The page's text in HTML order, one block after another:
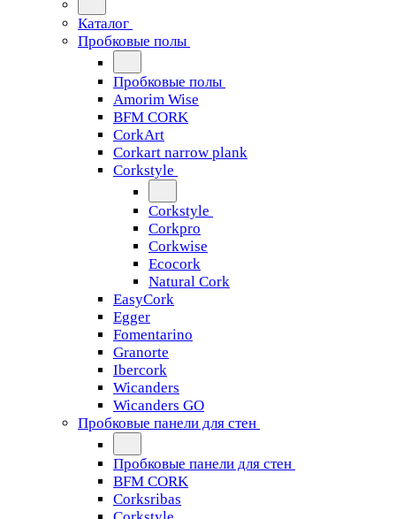
Каталог
Пробковые полы
Пробковые полы
Amorim Wise
BFM CORK
CorkArt
Corkart narrow plank
Corkstyle
Corkstyle
Corkpro
Corkwise
Ecocork
Natural Cork
EasyCork
Egger
Fomentarino
Granorte
Ibercork
Wicanders
Wicanders GO
Пробковые панели для стен
Пробковые панели для стен
BFM CORK
Corksribas